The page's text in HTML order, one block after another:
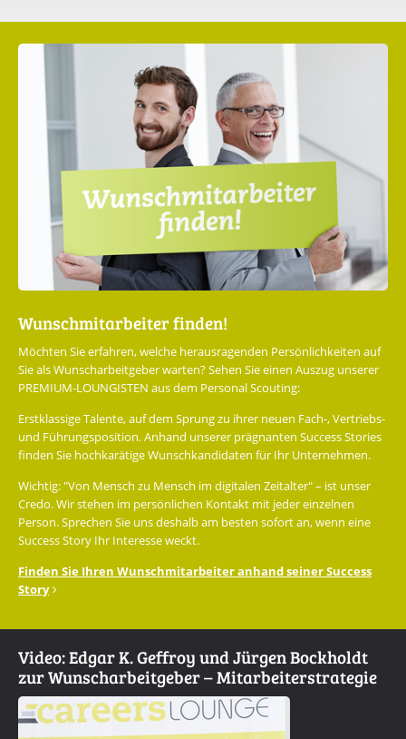
Wunschmitarbeiter finden!
Möchten Sie erfahren, welche herausragenden Persönlichkeiten auf
Sie als Wunscharbeitgeber warten? Sehen Sie einen Auszug unserer
PREMIUM-LOUNGISTEN aus dem Personal Scouting:
Erstklassige Talente, auf dem Sprung zu ihrer neuen Fach-, Vertriebs-
und Führungsposition. Anhand unserer prägnanten Success Stories
finden Sie hochkarätige Wunschkandidaten für Ihr Unternehmen.
Wichtig: "Von Mensch zu Mensch im digitalen Zeitalter" – ist unser
Credo. Wir stehen im persönlichen Kontakt mit jeder einzelnen
Person. Sprechen Sie uns deshalb am besten sofort an, wenn eine
Success Story Ihr Interesse weckt.
Finden Sie Ihren Wunschmitarbeiter anhand seiner Success
Story
Video: Edgar K. Geffroy und Jürgen Bockholdt
zur Wunscharbeitgeber – Mitarbeiterstrategie